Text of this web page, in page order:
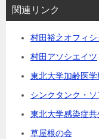
関連リンク
村田裕之オフィシ
村田アソシエイツ
東北大学加齢医
シンクタンク・
東北大学感染症
草屋根の会